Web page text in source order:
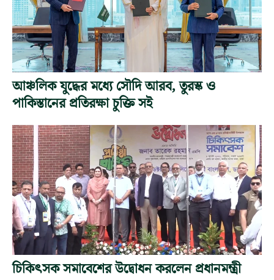
আঞ্চলিক যুদ্ধের মধ্যে সৌদি আরব, তুরস্ক ও
পাকিস্তানের প্রতিরক্ষা চুক্তি সই
চিকিৎসক সমাবেশের উদ্বোধন করলেন প্রধানমন্ত্রী